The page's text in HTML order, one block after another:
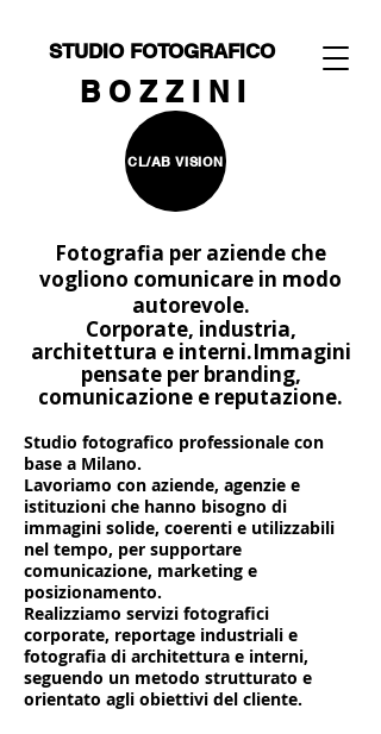
STUDIO FOTOGRAFICO
B O Z Z I N I
CL/AB VISION
Fotografia per aziende che
vogliono comunicare in modo
autorevole.
Corporate, industria,
architettura e interni.Immagini
pensate per branding,
comunicazione e reputazione.
Studio fotografico professionale con
base a Milano.
Lavoriamo con aziende, agenzie e
istituzioni che hanno bisogno di
immagini solide, coerenti e utilizzabili
nel tempo, per supportare
comunicazione, marketing e
posizionamento.
Realizziamo servizi fotografici
corporate, reportage industriali e
fotografia di architettura e interni,
seguendo un metodo strutturato e
orientato agli obiettivi del cliente.